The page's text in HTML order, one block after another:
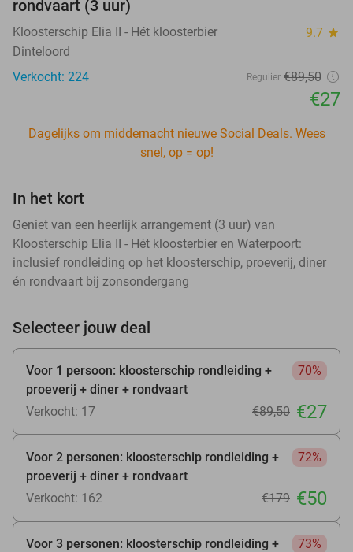
rondvaart (3 uur)
Kloosterschip Elia II - Hét kloosterbier 9.7 star
Dinteloord
Verkocht: 224
Regulier €89,50
€27
Dagelijks om middernacht nieuwe Social Deals. Wees
snel, op = op!
In het kort
Geniet van een heerlijk arrangement (3 uur) van
Kloosterschip Elia II - Hét kloosterbier en Waterpoort:
inclusief rondleiding op het kloosterschip, proeverij, diner
én rondvaart bij zonsondergang
Selecteer jouw deal
Voor 1 persoon: kloosterschip rondleiding +
proeverij + diner + rondvaart
70%
Verkocht: 17 €89,50 €27
Voor 2 personen: kloosterschip rondleiding +
proeverij + diner + rondvaart
72%
Verkocht: 162 €179 €50
Voor 3 personen: kloosterschip rondleiding +
73%